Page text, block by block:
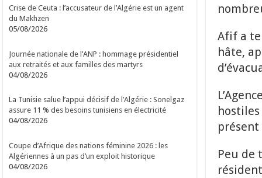
Afif a
hâte,
Peu de
Crise de Ceuta : l’accusateur de l’Algérie est un agent
du Makhzen
05/08/2026
Journée nationale de l’ANP : hommage présidentiel
aux retraités et aux familles des martyrs
04/08/2026
La Tunisie salue l’appui décisif de l’Algérie : Sonelgaz
assure 11 % des besoins tunisiens en électricité
04/08/2026
Coupe d’Afrique des nations féminine 2026 : les
Algériennes à un pas d’un exploit historique
04/08/2026